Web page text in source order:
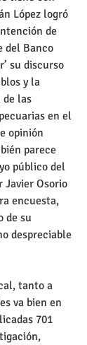
López logró
de
del Banco
su discurso
y la
de las
en el
opinión
parece
público del
Javier Osorio
encuesta,
de su
despreciable
tanto a
va bien en
701